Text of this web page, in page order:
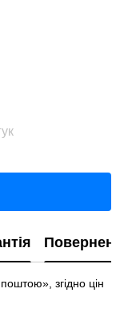
згідно цін